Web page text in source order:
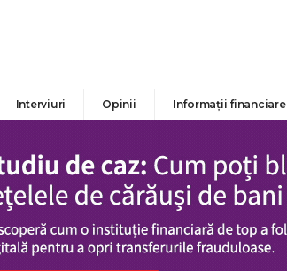
Interviuri Opinii Informații financiare